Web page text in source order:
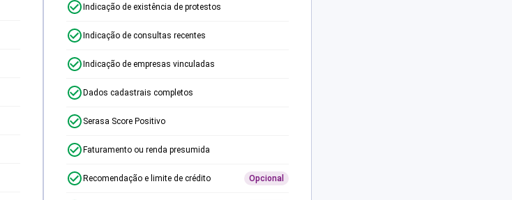
Indicação de existência de protestos
Indicação de consultas recentes
Indicação de empresas vinculadas
Dados cadastrais completos
Serasa Score Positivo
Faturamento ou renda presumida
Recomendação e limite de crédito Opcional